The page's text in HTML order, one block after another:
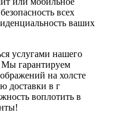
всех
ваших
услугами нашего
Мы гарантируем
на холсте
доставки в г
воплотить в